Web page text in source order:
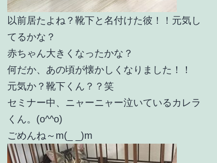
以前居たよね？靴下と名付けた彼！！元気し
てるかな？
赤ちゃん大きくなったかな？
何だか、あの頃が懐かしくなりました！！
元気か？靴下くん？？笑
セミナー中、ニャーニャー泣いているカレラ
くん。(o^^o)
ごめんね～m(_ _)m